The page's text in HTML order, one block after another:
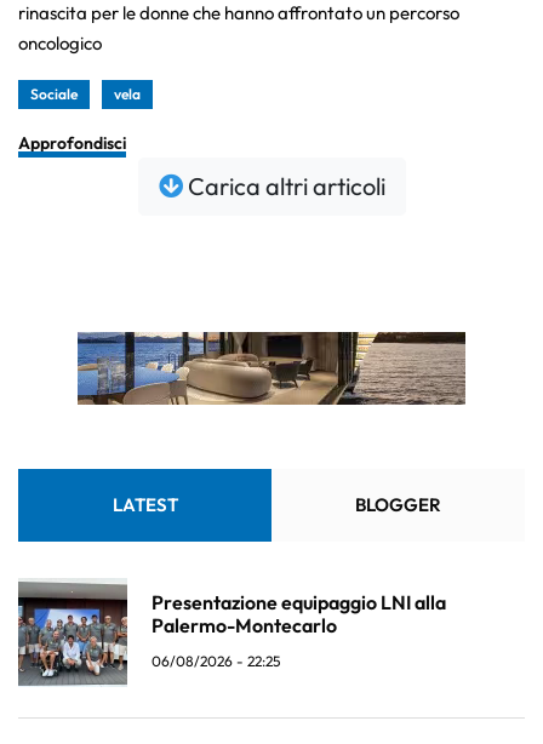
rinascita per le donne che hanno affrontato un percorso
oncologico
Sociale vela
Approfondisci
Carica altri articoli
LATEST BLOGGER
Presentazione equipaggio LNI alla
Palermo-Montecarlo
06/08/2026 - 22:25